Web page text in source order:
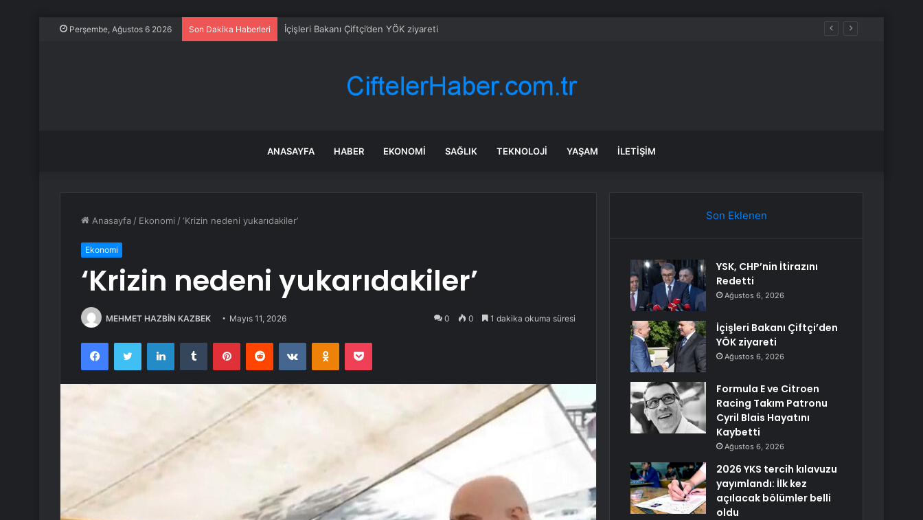
Perşembe, Ağustos 6 2026 Son Dakika Haberleri İçişleri Bakanı Çiftçi’den YÖK ziyareti
ANASAYFA HABER EKONOMI SAĞLIK TEKNOLOJI YAŞAM İLETIŞIM
Anasayfa / Ekonomi /‘Krizin nedeni yukarıdakiler’
Ekonomi
‘Krizin nedeni yukarıdakiler’
MEHMET HAZBİN KAZBEK Mayıs 11, 2026 0 0 1 dakika okuma süresi
FacebookTwitter LinkedInTumblr PinterestReddit VKontakteOdnoklassniki
Pocket
Son Eklenen
YSK, CHP’nin İtirazını
Redetti
Ağustos 6, 2026
İçişleri Bakanı Çiftçi’den
YÖK ziyareti
Ağustos 6, 2026
Formula E ve Citroen
Racing Takım Patronu
Cyril Blais Hayatını
Kaybetti
Ağustos 6, 2026
2026 YKS tercih kılavuzu
yayımlandı: İlk kez
açılacak bölümler belli
oldu